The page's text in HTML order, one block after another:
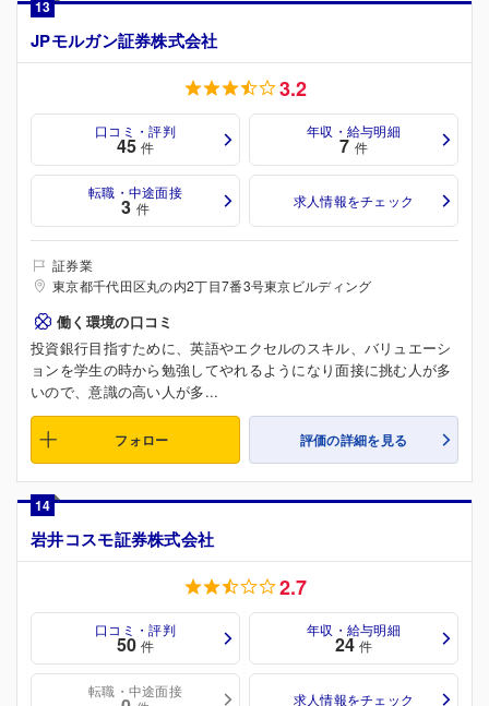
13
JPモルガン証券株式会社
3.2
口コミ・評判
45 件
年収・給与明細
7 件
転職・中途面接
3 件 求人情報をチェック
証券業
東京都千代田区丸の内2丁目7番3号東京ビルディング
働く環境の口コミ
投資銀行目指すために、英語やエクセルのスキル、バリュエーシ
ョンを学生の時から勉強してやれるようになり面接に挑む人が多
いので、意識の高い人が多...
フォロー 評価の詳細を見る
14
岩井コスモ証券株式会社
2.7
口コミ・評判
50 件
年収・給与明細
24 件
転職・中途面接 求人情報をチェック